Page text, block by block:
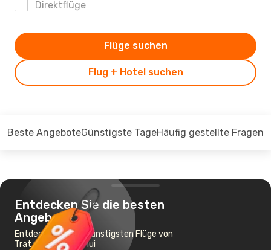
Direktflüge
Flug + Hotel suchen
Flüge suchen
Beste AngeboteGünstigste TageHäufig gestellte Fragen
Entdecken Sie die besten
Angebote
Entdecken Sie die günstigsten Flüge von
Trat nach Koh Samui